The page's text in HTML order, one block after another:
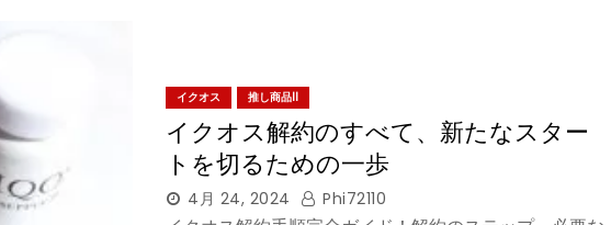
イクオス 推し商品II
イクオス解約のすべて、新たなスター
トを切るための一歩
4月 24, 2024 Phi72110